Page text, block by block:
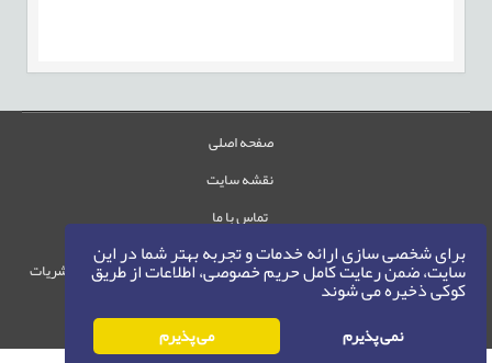
برای شخصی سازی ارائه خدمات و تجربه بهتر شما در این
سایت، ضمن رعایت کامل حریم خصوصی، اطلاعات از طریق
کوکی ذخیره می شوند
نمی پذیرم می پذیرم
صفحه اصلی
نقشه سایت
تماس با ما
حقوق این وب‌سایت متعلق به سامانه مدیریت نشریات
حق نشر 1405-1396